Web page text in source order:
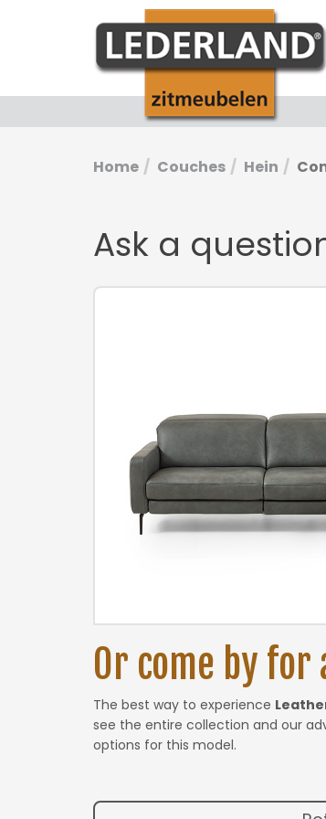
Home Couches Hein
Ask a
Or come by for
The best way to experience
see the entire collection and our
options for this model.